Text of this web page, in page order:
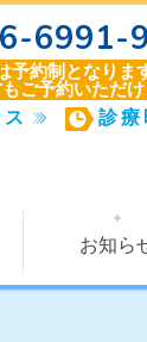
6991-
予約制となりま
ご予約いただ
診療
お知ら